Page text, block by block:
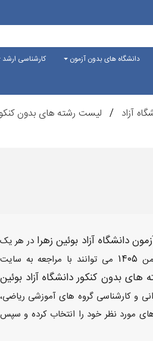
دانشگاه های بدون آزمون کارشناسی ارشد
آزاد لیست رشته های بدون کنکور
دانشگاه آزاد بوئین زهرا در هر یک
۱۴۰۵ می توانند با مراجعه به سایت
بدون کنکور دانشگاه آزاد بوئین
و کارشناسی گروه های آموزشی ریاضی،
های مورد نظر خود را انتخاب کرده و سپس